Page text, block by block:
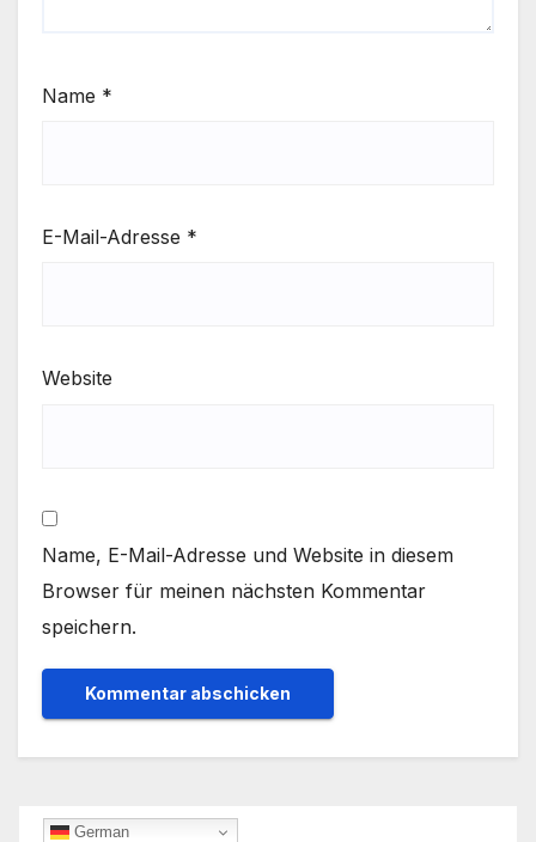
Name *
E-Mail-Adresse *
Website
Name, E-Mail-Adresse und Website in diesem
Browser für meinen nächsten Kommentar
speichern.
German